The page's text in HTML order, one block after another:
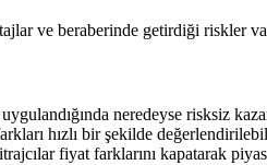
ve beraberinde getirdiği riskler
neredeyse risksiz
hızlı bir şekilde
fiyat farklarını kapatarak